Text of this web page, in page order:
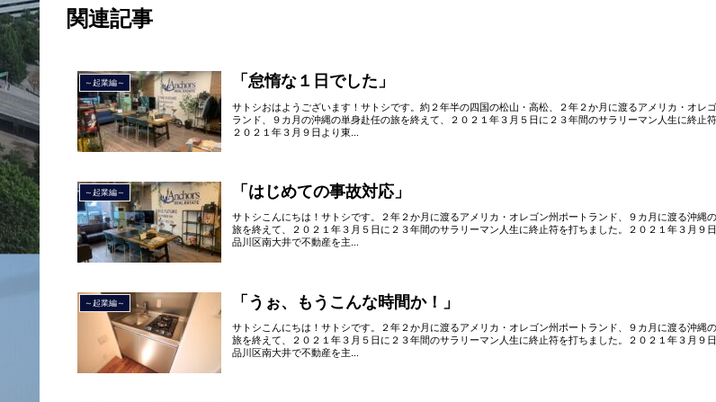
関連記事
～起業編～ 「怠惰な１日でした」
サトシおはようございます！サトシです。約２年半の四国の松山・高松、２年２か月に渡るアメリカ・オレ
ランド、９カ月の沖縄の単身赴任の旅を終えて、２０２１年３月５日に２３年間のサラリーマン人生に終止符
２０２１年３月９日より東...
～起業編～ 「はじめての事故対応」
サトシこんにちは！サトシです。２年２か月に渡るアメリカ・オレゴン州ポートランド、９カ月に渡る沖縄
旅を終えて、２０２１年３月５日に２３年間のサラリーマン人生に終止符を打ちました。２０２１年３月９
品川区南大井で不動産を主...
～起業編～ 「うぉ、もうこんな時間か！」
サトシこんにちは！サトシです。２年２か月に渡るアメリカ・オレゴン州ポートランド、９カ月に渡る沖縄
旅を終えて、２０２１年３月５日に２３年間のサラリーマン人生に終止符を打ちました。２０２１年３月９
品川区南大井で不動産を主...